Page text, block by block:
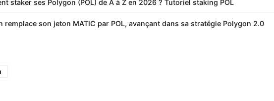
staker ses Polygon (POL) de A à Z en 2026 ? Tutoriel staking POL
remplace son jeton MATIC par POL, avançant dans sa stratégie Polygon 2.0